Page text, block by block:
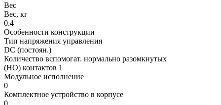
Вес
Вес, кг
0.4
Особенности конструкции
Тип напряжения управления
DC (постоян.)
Количество вспомогат. нормально разомкнутых
(НО) контактов 1
Модульное исполнение
0
Комплектное устройство в корпусе
0